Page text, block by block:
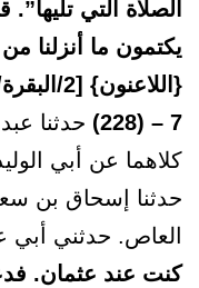
الصلاة التي
يكتمون ما أنزلنا
{اللاعنون} [2/البقرة/ الآية-159].
7 – (228)
حدثنا
كلاهما عن أبي
حدثنا إسحاق بن
العاص. حدثني أبي
كنت عند عثمان.